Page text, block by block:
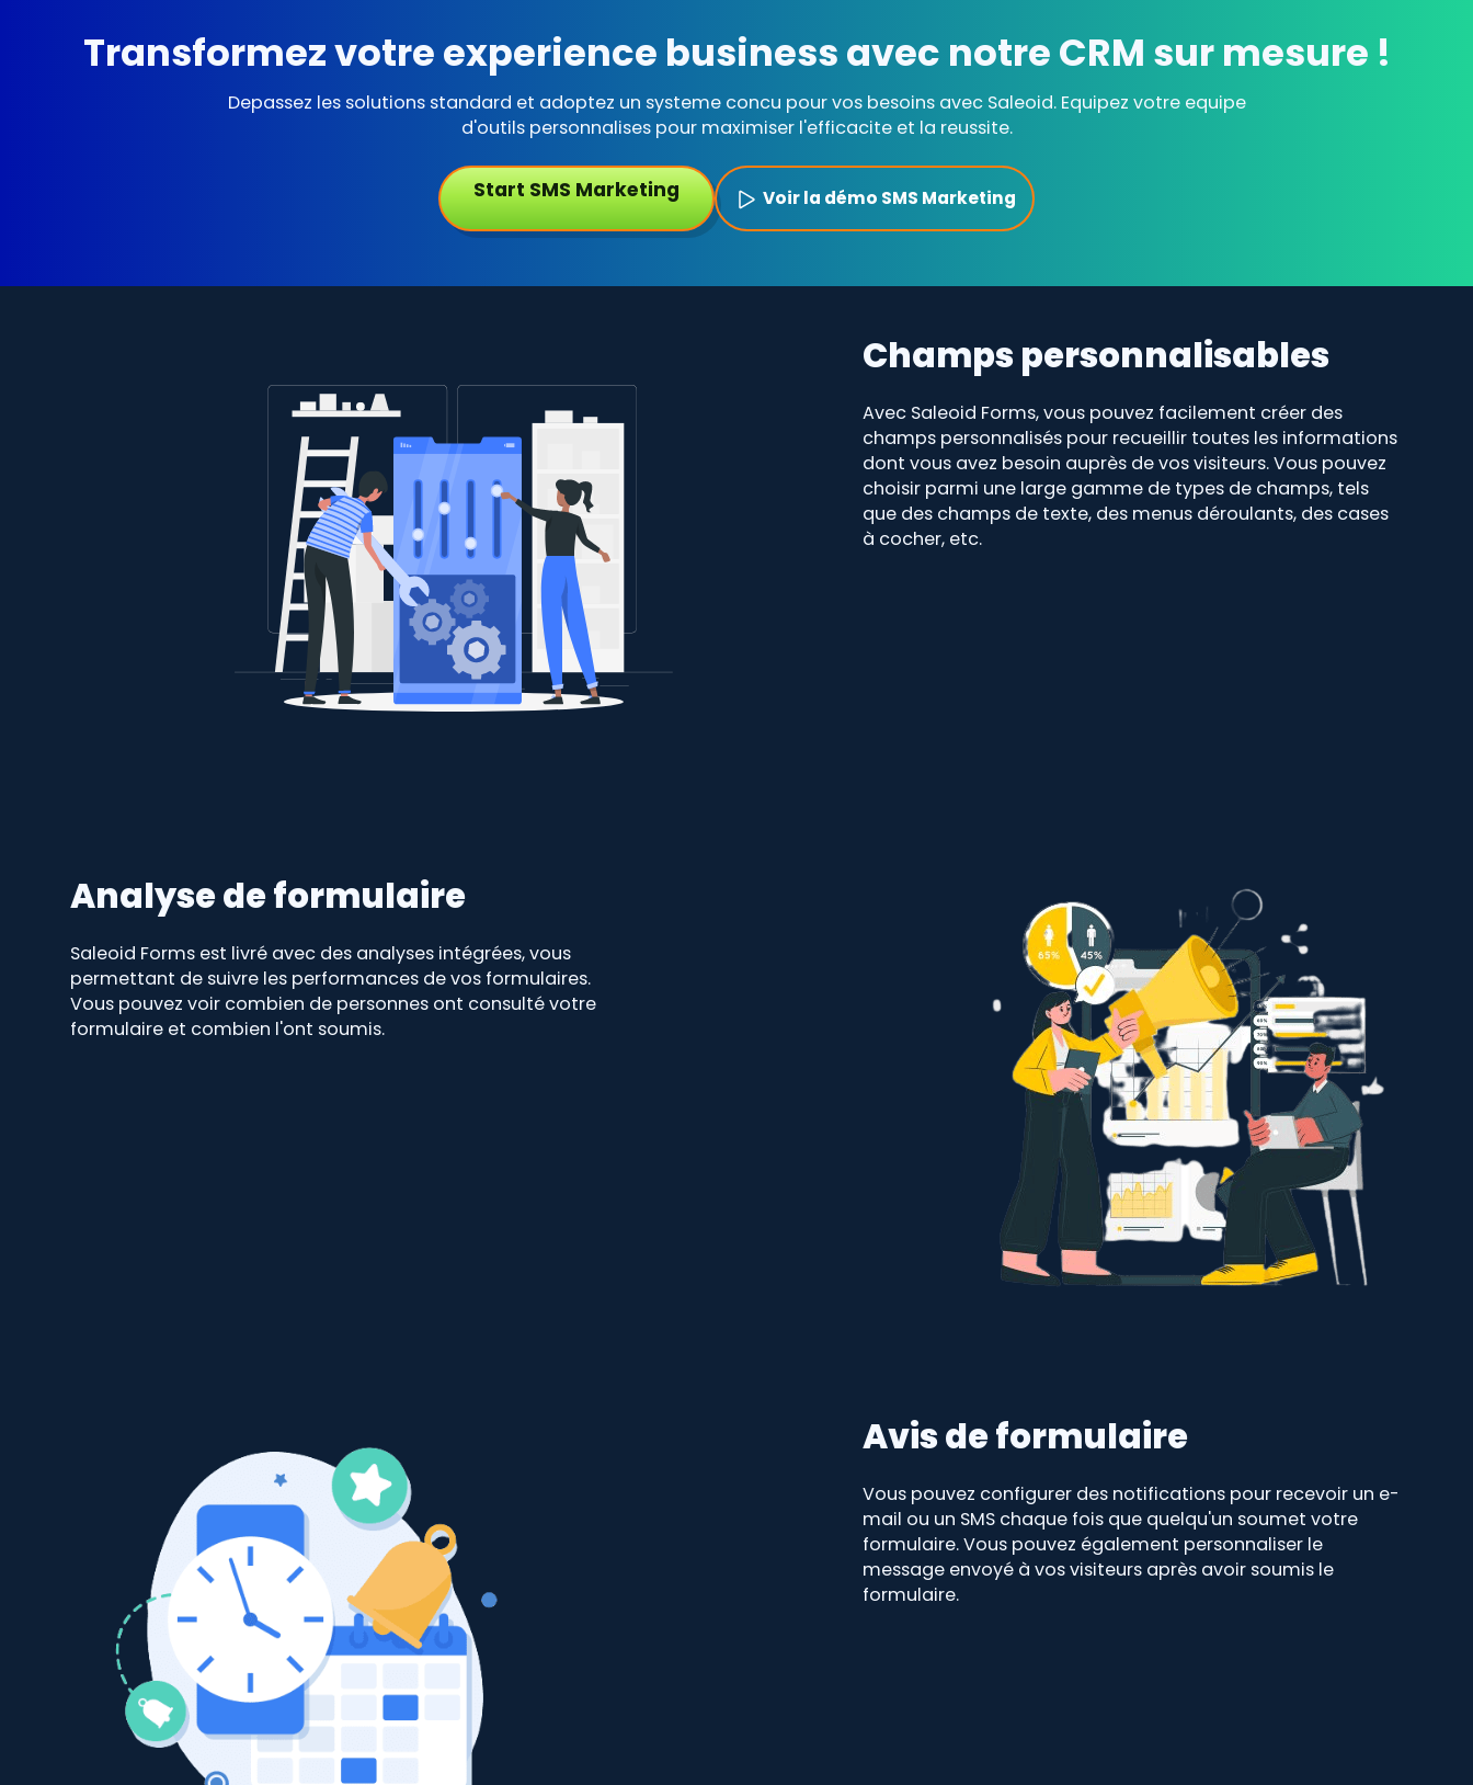
Transformez votre experience business avec notre CRM sur mesure !
Depassez les solutions standard et adoptez un systeme concu pour vos besoins avec Saleoid. Equipez votre equipe
d'outils personnalises pour maximiser l'efficacite et la reussite.
Start SMS Marketing Voir la démo SMS Marketing
Champs personnalisables
Avec Saleoid Forms, vous pouvez facilement créer des
champs personnalisés pour recueillir toutes les informations
dont vous avez besoin auprès de vos visiteurs. Vous pouvez
choisir parmi une large gamme de types de champs, tels
que des champs de texte, des menus déroulants, des cases
à cocher, etc.
Analyse de formulaire
Saleoid Forms est livré avec des analyses intégrées, vous
permettant de suivre les performances de vos formulaires.
Vous pouvez voir combien de personnes ont consulté votre
formulaire et combien l'ont soumis.
Avis de formulaire
Vous pouvez configurer des notifications pour recevoir un e-
mail ou un SMS chaque fois que quelqu'un soumet votre
formulaire. Vous pouvez également personnaliser le
message envoyé à vos visiteurs après avoir soumis le
formulaire.